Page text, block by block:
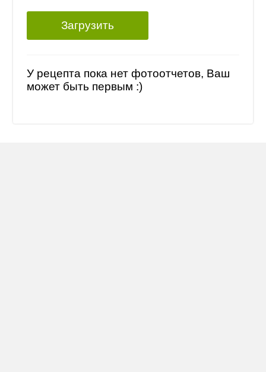
Загрузить
У рецепта пока нет фотоотчетов, Ваш
может быть первым :)